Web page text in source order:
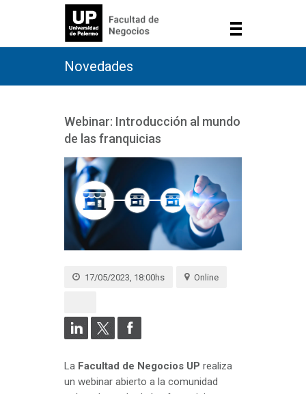
Novedades
Webinar: Introducción al mundo
de las franquicias
17/05/2023, 18:00hs Online
La Facultad de Negocios UP realiza
un webinar abierto a la comunidad